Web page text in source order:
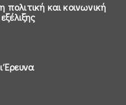
και κοινωνική
Έρευνα